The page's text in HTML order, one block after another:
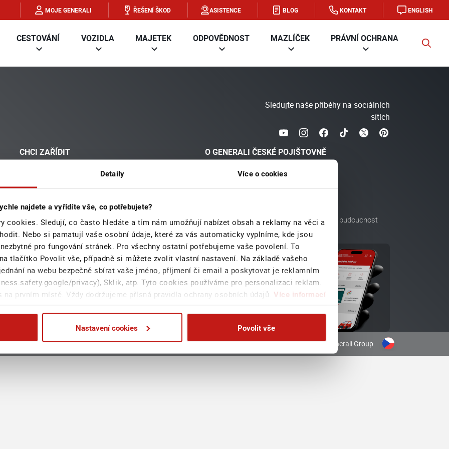
Detaily Více o cookies
najdete a vyřídíte vše, co potřebujete?
cookies. Sledují, co často hledáte a tím nám umožňují nabízet obsah a reklamy na věci a
Nebo si pamatují vaše osobní údaje, které za vás automaticky vyplníme, kde jsou
pro fungování stránek. Pro všechny ostatní potřebujeme vaše povolení. To
tlačítko Povolit vše, případně si můžete zvolit vlastní nastavení. Na základě vašeho
na webu bezpečně sbírat vaše jméno, příjmení či email a poskytovat je reklamním
privacy), Sklik, atp. Tyto cookies používáme pro personalizaci reklam.
prvním místě. Vždy dodržujeme přísná pravidla ochrany osobních údajů. Více informací
Nastavení cookies Povolit vše
MOJE GENERALI ŘEŠENÍ ŠKOD ASISTENCE BLOG KONTAKT ENGLISH
CESTOVÁNÍ VOZIDLA MAJETEK ODPOVĚDNOST MAZLÍČEK PRÁVNÍ OCHRANA FIRMA
Sledujte naše příběhy na sociálních
sítích
CHCI ZAŘÍDIT
Přiložit dokumenty
Stav pojistné události
Asistenční služby
Najít smluvní servis
Dokumenty
Ukončit pojištění
Fondy a portfolia
Volání mimo EU
O GENERALI ČESKÉ POJIŠTOVNĚ
Kariéra Zodpovědná budoucnost
Stáhněte si aplikaci
Moje Generali
Vnitřní oznamovací systém © 2025 Generali Česká pojišťovna a.s.|Součást Generali Group